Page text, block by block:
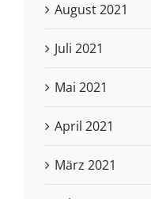
August 2021
Juli 2021
Mai 2021
April 2021
März 2021